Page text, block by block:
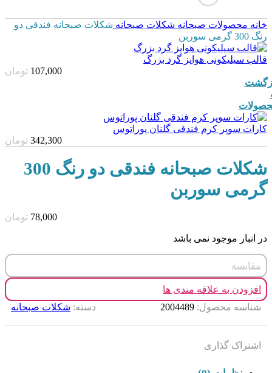
خانه محصولات صبحانه شکلات صبحانه شکلات صبحانه فندقی دو
رنگ 300 گرمی سوربن
قالب سیلیکونی هواپز گرد بزرگ
107,000 تومان
کارات سوپر کرم فندقی گلنان پوراتوس
342,300 تومان
شکلات صبحانه فندقی دو رنگ 300
گرمی سوربن
78,000 تومان
در انبار موجود نمی باشد
مقایسه
افزودن به علاقه مندی ها
شناسه محصول: 2004489 دسته: شکلات صبحانه
اشتراک گذاری